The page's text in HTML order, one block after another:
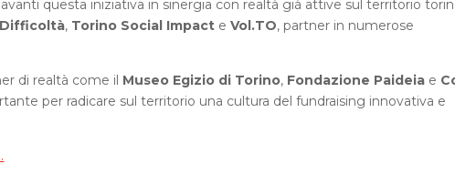
questa iniziativa in sinergia con realtà già attive sul territorio
Difficoltà, Torino Social Impact eVol.TO, partner in numerose
di realtà come il Museo Egizio di Torino, Fondazione Paideia e
per radicare sul territorio una cultura del fundraising innovativa e